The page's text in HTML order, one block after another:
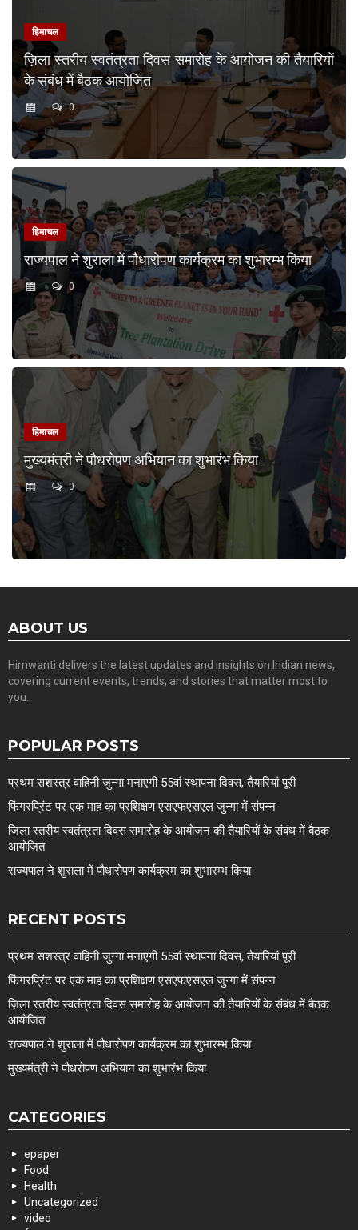
हिमाचल
ज़िला स्तरीय स्वतंत्रता दिवस समारोह के आयोजन की तैयारियों
के संबंध में बैठक आयोजित
0
हिमाचल
राज्यपाल ने शुराला में पौधारोपण कार्यक्रम का शुभारम्भ किया
0
हिमाचल
मुख्यमंत्री ने पौधरोपण अभियान का शुभारंभ किया
0
ABOUT US
Himwanti delivers the latest updates and insights on Indian news,
covering current events, trends, and stories that matter most to
you.
POPULAR POSTS
प्रथम सशस्त्र वाहिनी जुन्गा मनाएगी 55वां स्थापना दिवस, तैयारियां पूरी
फिंगरप्रिंट पर एक माह का प्रशिक्षण एसएफएसएल जुन्गा में संपन्न
ज़िला स्तरीय स्वतंत्रता दिवस समारोह के आयोजन की तैयारियों के संबंध में बैठक
आयोजित
राज्यपाल ने शुराला में पौधारोपण कार्यक्रम का शुभारम्भ किया
RECENT POSTS
प्रथम सशस्त्र वाहिनी जुन्गा मनाएगी 55वां स्थापना दिवस, तैयारियां पूरी
फिंगरप्रिंट पर एक माह का प्रशिक्षण एसएफएसएल जुन्गा में संपन्न
ज़िला स्तरीय स्वतंत्रता दिवस समारोह के आयोजन की तैयारियों के संबंध में बैठक
आयोजित
राज्यपाल ने शुराला में पौधारोपण कार्यक्रम का शुभारम्भ किया
मुख्यमंत्री ने पौधरोपण अभियान का शुभारंभ किया
CATEGORIES
epaper
Food
Health
Uncategorized
video